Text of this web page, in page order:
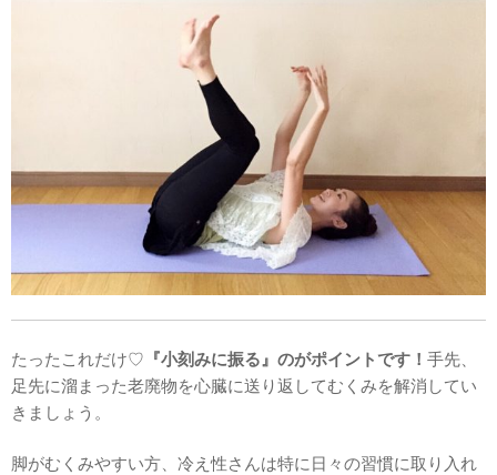
たったこれだけ♡ 『小刻みに振る』のがポイントです！ 手先、
足先に溜まった老廃物を心臓に送り返してむくみを解消してい
きましょう。
脚がむくみやすい方、冷え性さんは特に日々の習慣に取り入れ